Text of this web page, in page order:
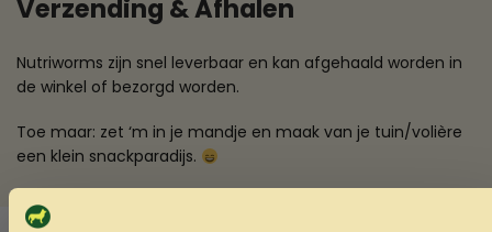
Verzending & Afhalen
Nutriworms zijn snel leverbaar en kan afgehaald worden in
de winkel of bezorgd worden.
Toe maar: zet ‘m in je mandje en maak van je tuin/volière
een klein snackparadijs.